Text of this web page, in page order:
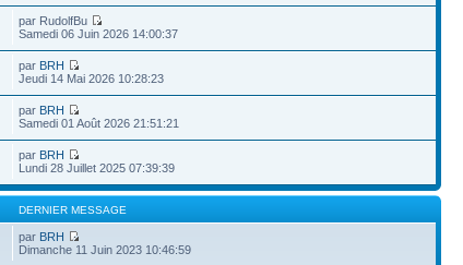
par RudolfBu
Samedi 06 Juin 2026 14:00:37
par BRH
Jeudi 14 Mai 2026 10:28:23
par BRH
Samedi 01 Août 2026 21:51:21
par BRH
Lundi 28 Juillet 2025 07:39:39
DERNIER MESSAGE
par BRH
Dimanche 11 Juin 2023 10:46:59